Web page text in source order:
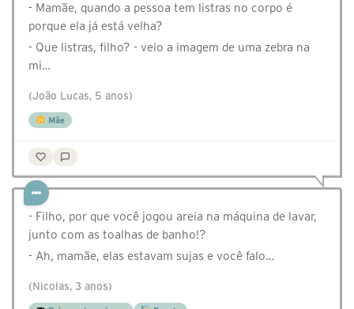
- Mamãe, quando a pessoa tem listras no corpo é
porque ela já está velha?
- Que listras, filho? - veio a imagem de uma zebra na
mi…
(João Lucas, 5 anos)
Mãe
- Filho, por que você jogou areia na máquina de lavar,
junto com as toalhas de banho!?
- Ah, mamãe, elas estavam sujas e você falo…
(Nicolas, 3 anos)